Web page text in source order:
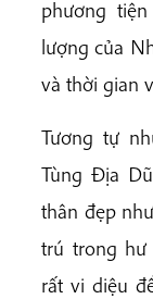
phương
lượng của
và thời gian
Tương tự
Tùng Địa
thân đẹp
trú trong hư
rất vi diệu